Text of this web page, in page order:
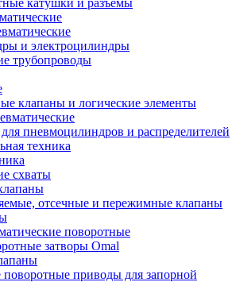
катушки и разъемы
и электроцилиндры
трубопроводы
клапаны и логические элементы
пневмоцилиндров и распределителей
техника
схваты
отсечные и пережимные клапаны
поворотные
затворы Omal
поворотные приводы для запорной